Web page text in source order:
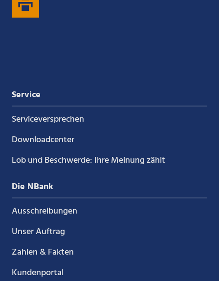
auf
Service
Service­versprechen
Downloadcenter
Lob und Beschwerde: Ihre Meinung zählt
Die NBank
Ausschreibungen
Unser Auftrag
Zahlen & Fakten
Kundenportal